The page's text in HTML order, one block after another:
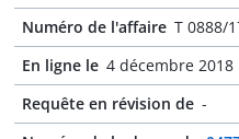
Numéro de l'affaire T 0888/
En ligne le 4 décembre 2018
Requête en révision de -